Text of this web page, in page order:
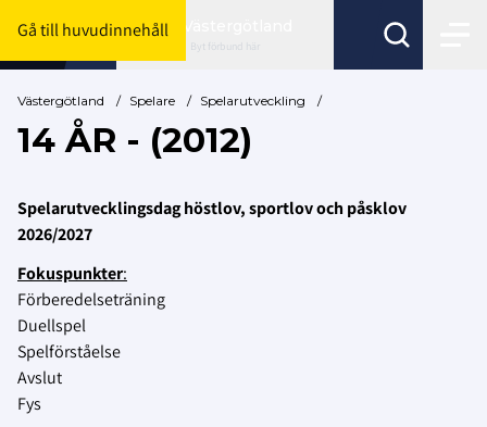
Gå till huvudinnehåll
Byt förbund här
Västergötland / Spelare / Spelarutveckling /
14 ÅR - (2012)
Spelarutvecklingsdag höstlov, sportlov och påsklov
2026/2027
Fokuspunkter:
Förberedelseträning
Duellspel
Spelförståelse
Avslut
Fys